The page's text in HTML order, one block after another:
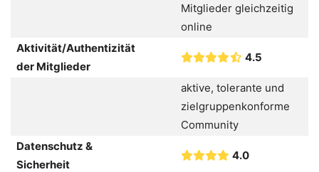
Mitglieder gleichzeitig
online
Aktivität/Authentizität
der Mitglieder
4.5
aktive, tolerante und
zielgruppenkonforme
Community
Datenschutz &
Sicherheit
4.0